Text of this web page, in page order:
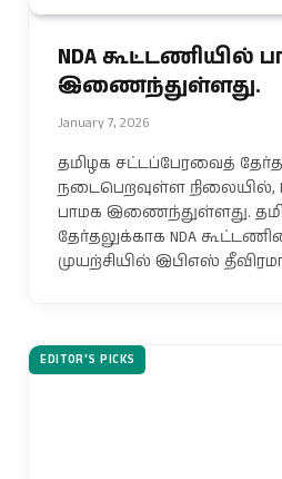
NDA கூட்டணியில்
இணைந்துள்ளது.
January 7, 2026
தமிழக சட்டப்பேரவைத்
நடைபெறவுள்ள நிலையில்,
பாமக இணைந்துள்ளது.
தேர்தலுக்காக NDA
முயற்சியில் இபிஎஸ்
EDITOR'S PICKS